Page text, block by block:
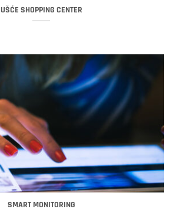
UŠĆE SHOPPING CENTER
SMART MONITORING